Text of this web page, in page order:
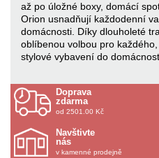
až po úložné boxy, domácí
Orion usnadňují každodenní
domácnosti. Díky dlouholeté
oblíbenou volbou pro
stylové vybavení do
Doprava
zdarma
od 2501.00 Kč
Navštivte
nás
v kamenné prodejně